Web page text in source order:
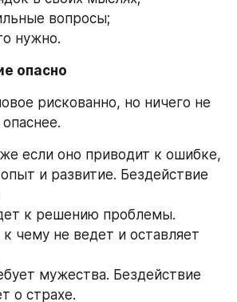
вопросы;
нужно.
опасно
рискованно, но ничего не
если оно приводит к ошибке,
и развитие. Бездействие
к решению проблемы.
к чему не ведет и оставляет
мужества. Бездействие
о страхе.